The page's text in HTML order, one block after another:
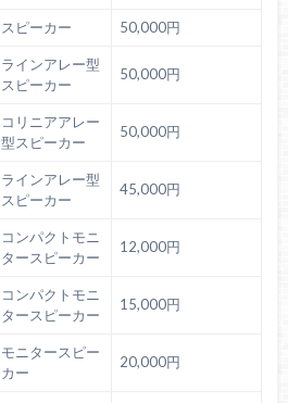
スピーカー 50,000円
ラインアレー型
スピーカー
50,000円
コリニアアレー
型スピーカー
50,000円
ラインアレー型
スピーカー
45,000円
コンパクトモニ
タースピーカー
12,000円
コンパクトモニ
タースピーカー
15,000円
モニタースピー
カー
20,000円